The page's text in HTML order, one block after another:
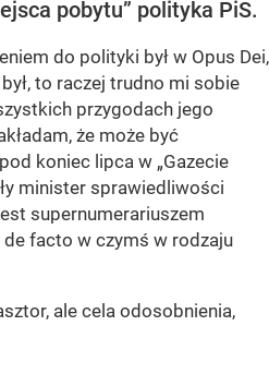
pobytu” polityka PiS.
do polityki był w Opus Dei,
był, to raczej trudno mi sobie
przygodach jego
że może być
koniec lipca w „Gazecie
minister sprawiedliwości
supernumerariuszem
facto w czymś w rodzaju
ale cela odosobnienia,